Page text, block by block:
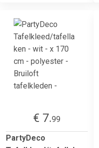
€ 7.99
PartyDeco